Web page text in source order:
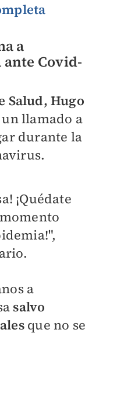
a
ante Covid-
Salud, Hugo
llamado a
durante la
¡Quédate
a
salvo
que no se